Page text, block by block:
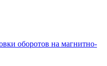
оборотов на магнитно-